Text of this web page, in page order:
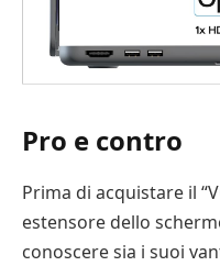
Pro e contro
Prima di acquistare il
estensore dello
conoscere sia i suoi